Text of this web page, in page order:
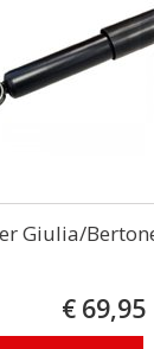
Giulia/
€ 69,95